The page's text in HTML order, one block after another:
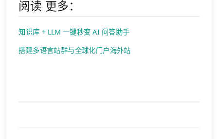
阅读 更多：
知识库 + LLM 一键秒变 AI 问答助手
搭建多语言站群与全球化门户海外站